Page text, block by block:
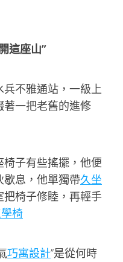
開這座山”
不雅通站，一級上
著一把老舊的進修
子有些搖擺，他便
息，他單獨帶久坐
把椅子修睦，再輕手
學椅
巧寓設計”是從何時